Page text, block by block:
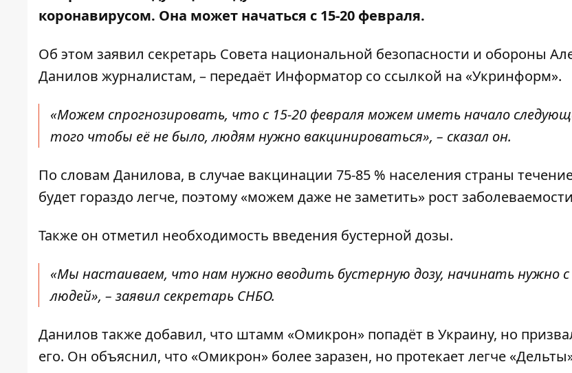
коронавирусом. Она может начаться с 15-20 февраля.
Об этом заявил секретарь Совета национальной безопасности и обороны
Данилов журналистам, – передаёт Информатор со ссылкой на «Укринформ».
«Можем спрогнозировать, что с 15-20 февраля можем иметь начало
того чтобы её не было, людям нужно вакцинироваться», – сказал он.
По словам Данилова, в случае вакцинации 75-85 % населения страны
будет гораздо легче, поэтому «можем даже не заметить» рост
Также он отметил необходимость введения бустерной дозы.
«Мы настаиваем, что нам нужно вводить бустерную дозу, начинать нужно
людей», – заявил секретарь СНБО.
Данилов также добавил, что штамм «Омикрон» попадёт в Украину, но
его. Он объяснил, что «Омикрон» более заразен, но протекает легче